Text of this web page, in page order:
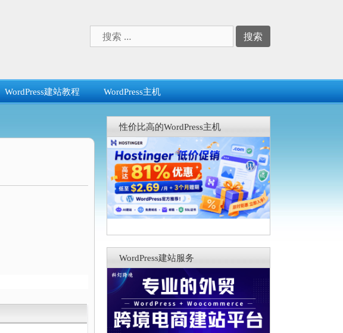
索：
WordPress建站教程 WordPress主机
性价比高的WordPress主机
WordPress建站服务